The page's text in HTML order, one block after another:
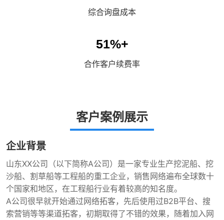
综合询盘成本
62%+
合作客户续费率
客户案例展示
企业背景
山东XX公司（以下简称A公司）是一家专业生产挖泥船、挖
沙船、割草船等工程船的重工企业，销售网络遍布全球数十
个国家和地区，在工程船行业有着较高的知名度。
A公司很早就开始通过网络拓客，先后使用过B2B平台、搜
索营销等等渠道拓客，初期取得了不错的效果，随着加入网